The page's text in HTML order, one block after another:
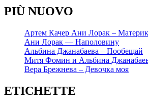
PIÙ NUOVO
Артем Качер Ани Лорак – Материк
Ани Лорак — Наполовину
Альбина Джанабаева – Пообещай
Митя Фомин и Альбина
Вера Брежнева – Девочка моя
ETICHETTE